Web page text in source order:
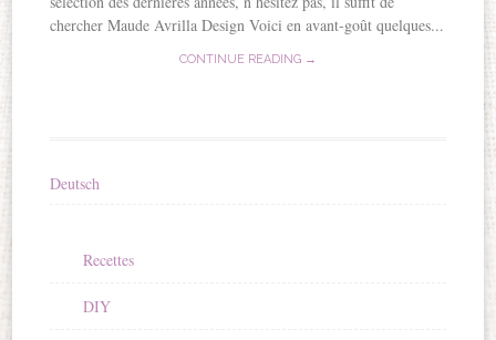
chercher Maude Avrilla Design Voici en avant-goût quelques...
CONTINUE READING →
Deutsch
Recettes
DIY